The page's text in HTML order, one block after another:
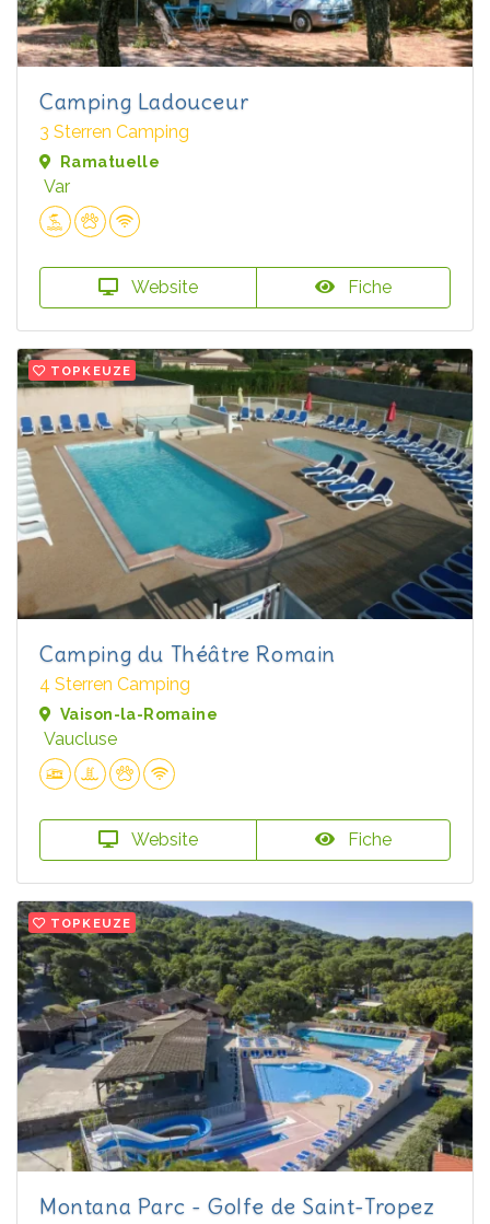
Camping Ladouceur
3 Sterren Camping
Ramatuelle
Var
Website Fiche
TOPKEUZE
Camping du Théâtre Romain
4 Sterren Camping
Vaison-la-Romaine
Vaucluse
Website Fiche
TOPKEUZE
Montana Parc - Golfe de Saint-Tropez